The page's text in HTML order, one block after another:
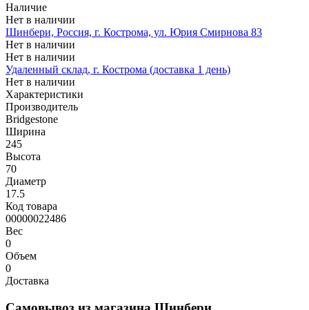
Наличие
Нет в наличии
Шинбери, Россия, г. Кострома, ул. Юрия Смирнова 83
Нет в наличии
Нет в наличии
Удаленный склад, г. Кострома (доставка 1 день)
Нет в наличии
Характеристики
Производитель
Bridgestone
Ширина
245
Высота
70
Диаметр
17.5
Код товара
00000022486
Вес
0
Объем
0
Доставка